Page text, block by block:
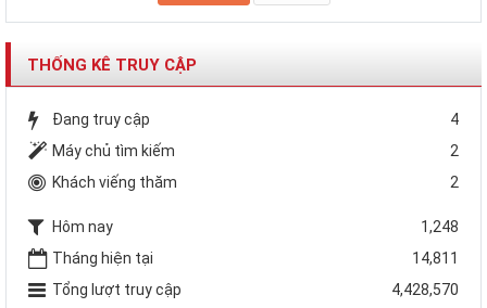
THỐNG KÊ TRUY CẬP
Đang truy cập
4
Máy chủ tìm kiếm
2
Khách viếng thăm
2
Hôm nay
1,248
Tháng hiện tại
14,811
Tổng lượt truy cập
4,428,570